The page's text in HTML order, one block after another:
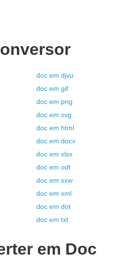
doc em djvu
doc em gif
doc em png
doc em svg
doc em html
doc em docx
doc em xlsx
doc em odt
doc em sxw
doc em xml
doc em dot
doc em txt
em Doc